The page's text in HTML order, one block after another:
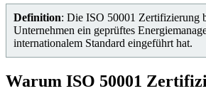
Definition: Die ISO 50001 Zertifizierung
Unternehmen ein geprüftes
internationalem Standard eingeführt hat.
Warum ISO 50001